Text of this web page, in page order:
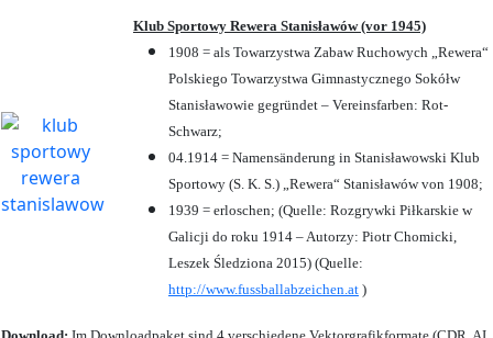
Klub Sportowy Rewera Stanisławów (vor 1945)
1908 = als Towarzystwa Zabaw Ruchowych „Rewera“
Polskiego Towarzystwa Gimnastycznego Sokółw
Stanisławowie gegründet – Vereinsfarben: Rot-
Schwarz;
04.1914 = Namensänderung in Stanisławowski Klub
Sportowy (S. K. S.) „Rewera“ Stanisławów von 1908;
1939 = erloschen; (Quelle: Rozgrywki Piłkarskie w
Galicji do roku 1914 – Autorzy: Piotr Chomicki,
Leszek Śledziona 2015) (Quelle:
http://www.fussballabzeichen.at )